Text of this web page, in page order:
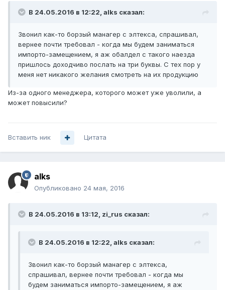
В 24.05.2016 в 12:22, alks сказал:
Звонил как-то борзый манагер с элтекса, спрашивал,
вернее почти требовал - когда мы будем заниматься
импорто-замещением, я аж обалдел с такого наезда
пришлось доходчиво послать на три буквы. С тех пор у
меня нет никакого желания смотреть на их продукцию
Из-за одного менеджера, которого может уже уволили, а
может повысили?
Вставить ник Цитата
alks
Опубликовано 24 мая, 2016
В 24.05.2016 в 13:12, zi_rus сказал:
В 24.05.2016 в 12:22, alks сказал:
Звонил как-то борзый манагер с элтекса,
спрашивал, вернее почти требовал - когда мы
будем заниматься импорто-замещением, я аж